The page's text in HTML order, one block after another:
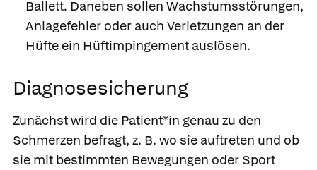
Ballett. Daneben sollen Wachstumsstörungen,
Anlagefehler oder auch Verletzungen an der
Hüfte ein Hüftimpingement auslösen.
Diagnosesicherung
Zunächst wird die Patient*in genau zu den
Schmerzen befragt, z. B. wo sie auftreten und ob
sie mit bestimmten Bewegungen oder Sport